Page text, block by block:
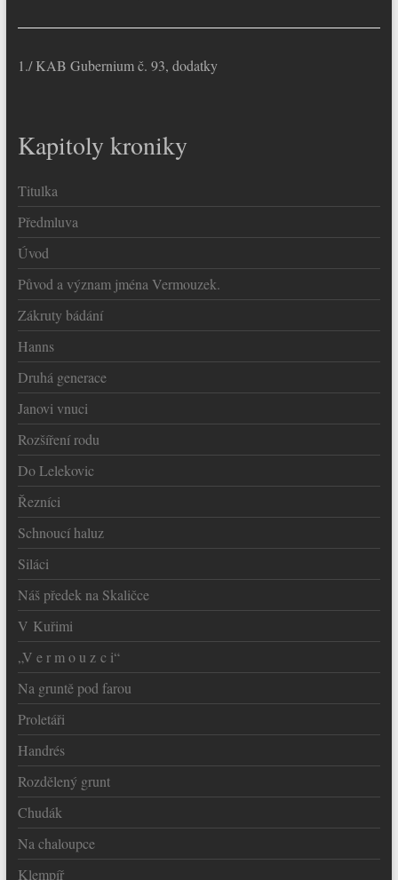
1./ KAB Gubernium č. 93, dodatky
Kapitoly kroniky
Titulka
Předmluva
Úvod
Původ a význam jména Vermouzek.
Zákruty bádání
Hanns
Druhá generace
Janovi vnuci
Rozšíření rodu
Do Lelekovic
Řezníci
Schnoucí haluz
Siláci
Náš předek na Skaličce
V Kuřimi
„V e r m o u z c i“
Na gruntě pod farou
Proletáři
Handrés
Rozdělený grunt
Chudák
Na chaloupce
Klempíř